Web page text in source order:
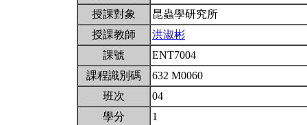
授課對象
昆蟲學研究所
授課教師
洪淑彬
課號
ENT7004
課程識別碼
632 M0060
班次
04
學分
1